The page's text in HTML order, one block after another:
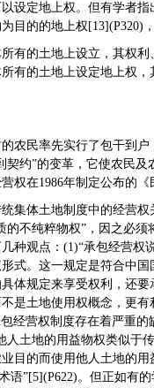
设定地上权。但有学者
为目的的地上权
有的土地上设立，其权
有的土地上设定地上权
农民率先实行了包干到
契约”的变革，它使农民
权在1986年制定公布
集体土地制度中的经营
的不纯粹物权”，因之必
种观点：(1)“承包经营
式。这一规定是符合中
体规定来享受权利，还
是土地使用权概念，更
经营权制度存在着严重
人土地的用益物权类似于
的而使用他人土地的用
语”[5](P622)。但正如有